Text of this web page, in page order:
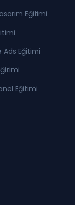
Eğitimi
Ads Eğitimi
Eğitimi